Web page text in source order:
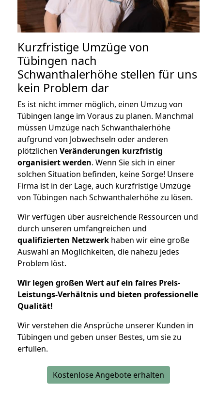
Kurzfristige Umzüge von
Tübingen nach
Schwanthalerhöhe stellen für uns
kein Problem dar
Es ist nicht immer möglich, einen Umzug von
Tübingen lange im Voraus zu planen. Manchmal
müssen Umzüge nach Schwanthalerhöhe
aufgrund von Jobwechseln oder anderen
plötzlichen Veränderungen kurzfristig
organisiert werden. Wenn Sie sich in einer
solchen Situation befinden, keine Sorge! Unsere
Firma ist in der Lage, auch kurzfristige Umzüge
von Tübingen nach Schwanthalerhöhe zu lösen.
Wir verfügen über ausreichende Ressourcen und
durch unseren umfangreichen und
qualifizierten Netzwerk haben wir eine große
Auswahl an Möglichkeiten, die nahezu jedes
Problem löst.
Wir legen großen Wert auf ein faires Preis-
Leistungs-Verhältnis und bieten professionelle
Qualität!
Wir verstehen die Ansprüche unserer Kunden in
Tübingen und geben unser Bestes, um sie zu
erfüllen.
Kostenlose Angebote erhalten